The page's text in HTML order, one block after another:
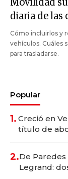
Movilidad
diaria de las
Cómo incluirlos y
vehículos. Cuáles
para trasladarse.
Popular
1. Creció en
título de
2.De
Legrand: